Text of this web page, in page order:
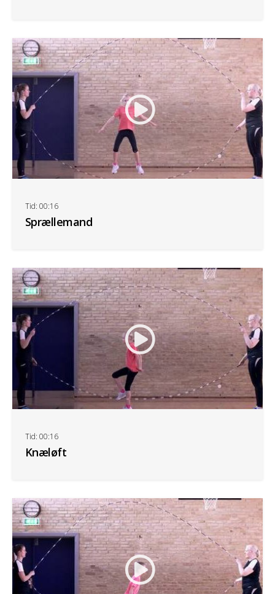
Sprællemand
Tid: 00:16
Knæløft
Tid: 00:16